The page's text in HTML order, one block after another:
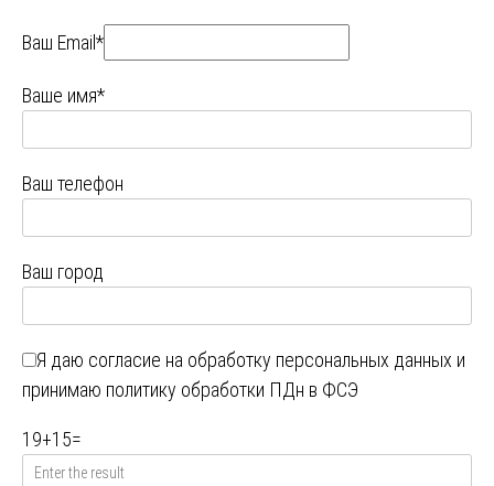
Ваш Email*
Ваше имя*
Ваш телефон
Ваш город
Я даю согласие на обработку персональных данных и
принимаю политику обработки ПДн в ФСЭ
19+15=